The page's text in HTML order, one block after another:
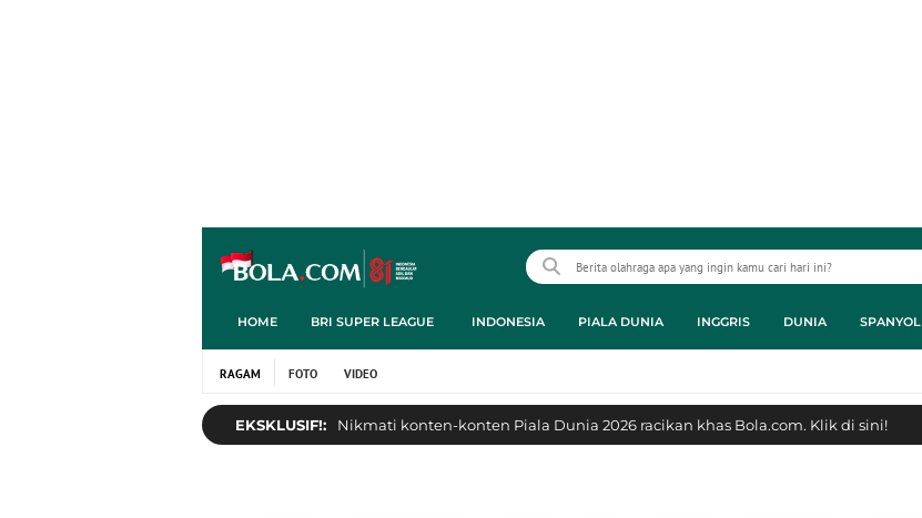
HOME BRI SUPER LEAGUE INDONESIA PIALA DUNIA INGGRIS DUNIA SPANYOL
RAGAM FOTO VIDEO
EKSKLUSIF!: Nikmati konten-konten Piala Dunia 2026 racikan khas Bola.com. Klik di sini!